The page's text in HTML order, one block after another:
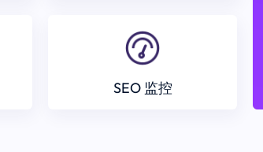
SEO 监控